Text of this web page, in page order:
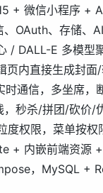
+ 微信小程序 +
OAuth、存储、
/ DALL-E 多模型
内直接生成封面
通信，多坐席，
秒杀/拼团/砍价/
权限，菜单按权
+ 内嵌前端资源
，MySQL +